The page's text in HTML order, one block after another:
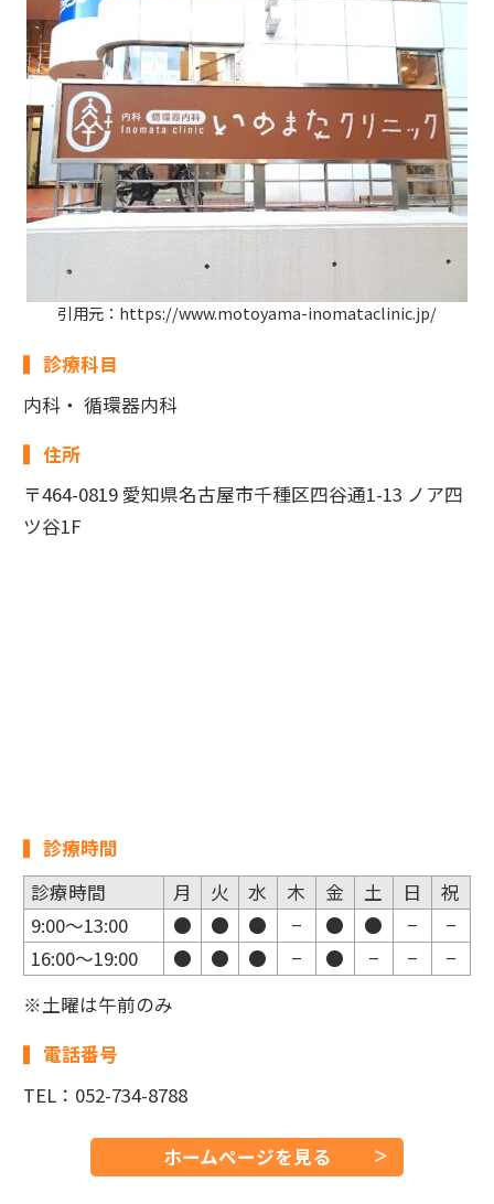
引用元：https://www.motoyama-inomataclinic.jp/
診療科目
内科・ 循環器内科
住所
〒464-0819 愛知県名古屋市千種区四谷通1-13 ノア四
ツ谷1F
診療時間
診療時間
月 火 水 木 金 土 日
祝
9:00〜13:00
● ● ● − ● ● −
−
16:00〜19:00
● ● ● − ● − −
−
※土曜は午前のみ
電話番号
TEL：052-734-8788
ホームページを見る